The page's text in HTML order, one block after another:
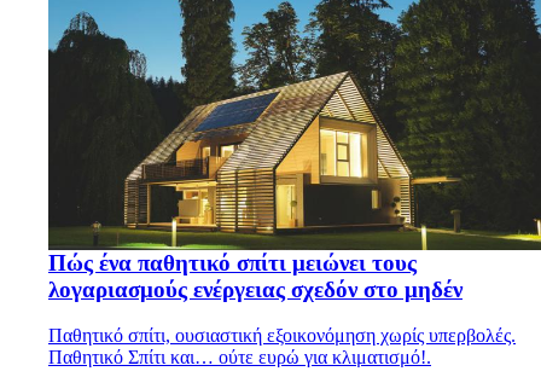
Πώς ένα παθητικό σπίτι μειώνει τους
λογαριασμούς ενέργειας σχεδόν στο μηδέν
Παθητικό σπίτι, ουσιαστική εξοικονόμηση χωρίς υπερβολές.
Παθητικό Σπίτι και… ούτε ευρώ για κλιματισμό!.